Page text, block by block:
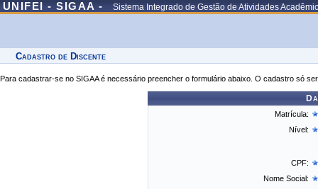
UNIFEI - SIGAA - Sistema Integrado de Gestão de Atividades
Cadastro de Discente
Para cadastrar-se no SIGAA é necessário preencher o formulário abaixo. O cadastro só
Matrícula:
Nível:
CPF:
Nome Social: